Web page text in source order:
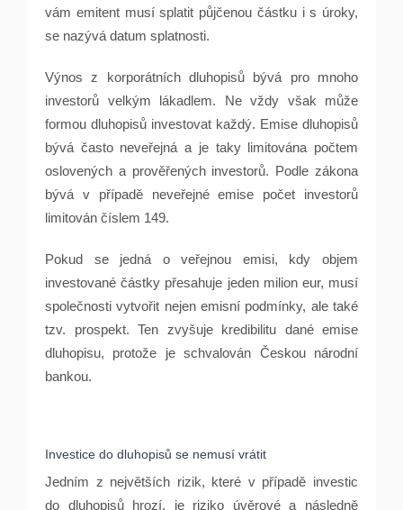
vám emitent musí splatit půjčenou částku i s úroky,
se nazývá datum splatnosti.
Výnos z korporátních dluhopisů bývá pro mnoho
investorů velkým lákadlem. Ne vždy však může
formou dluhopisů investovat každý. Emise dluhopisů
bývá často neveřejná a je taky limitována počtem
oslovených a prověřených investorů. Podle zákona
bývá v případě neveřejné emise počet investorů
limitován číslem 149.
Pokud se jedná o veřejnou emisi, kdy objem
investované částky přesahuje jeden milion eur, musí
společnosti vytvořit nejen emisní podmínky, ale také
tzv. prospekt. Ten zvyšuje kredibilitu dané emise
dluhopisu, protože je schvalován Českou národní
bankou.
Investice do dluhopisů se nemusí vrátit
Jedním z největších rizik, které v případě investic
do dluhopisů hrozí, je riziko úvěrové a následně